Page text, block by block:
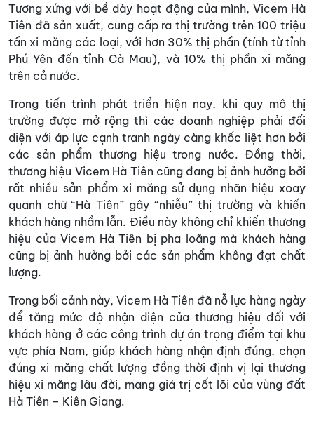
Tương xứng với bề dày hoạt động của mình, Vicem Hà
Tiên đã sản xuất, cung cấp ra thị trường trên 100 triệu
tấn xi măng các loại, với hơn 30% thị phần (tính từ tỉnh
Phú Yên đến tỉnh Cà Mau), và 10% thị phần xi măng
trên cả nước.
Trong tiến trình phát triển hiện nay, khi quy mô thị
trường được mở rộng thì các doanh nghiệp phải đối
diện với áp lực cạnh tranh ngày càng khốc liệt hơn bởi
các sản phẩm thương hiệu trong nước. Đồng thời,
thương hiệu Vicem Hà Tiên cũng đang bị ảnh hưởng bởi
rất nhiều sản phẩm xi măng sử dụng nhãn hiệu xoay
quanh chữ “Hà Tiên” gây “nhiễu” thị trường và khiến
khách hàng nhầm lẫn. Điều này không chỉ khiến thương
hiệu của Vicem Hà Tiên bị pha loãng mà khách hàng
cũng bị ảnh hưởng bởi các sản phẩm không đạt chất
lượng.
Trong bối cảnh này, Vicem Hà Tiên đã nỗ lực hàng ngày
để tăng mức độ nhận diện của thương hiệu đối với
khách hàng ở các công trình dự án trọng điểm tại khu
vực phía Nam, giúp khách hàng nhận định đúng, chọn
đúng xi măng chất lượng đồng thời định vị lại thương
hiệu xi măng lâu đời, mang giá trị cốt lõi của vùng đất
Hà Tiên – Kiên Giang.